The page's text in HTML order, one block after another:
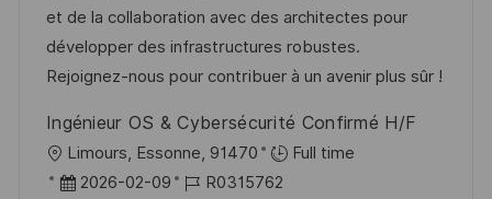
r
V
e
ö
f
f
r
i
e
et de la collaboration avec des architectes pour
développer des infrastructures robustes.
Rejoignez-nous pour contribuer à un avenir plus sûr !
Ingénieur OS & Cybersécurité Confirmé H/F
O
r
Limours, Essonne, 91470
Full time
D 2026-02-09
J
R0315762